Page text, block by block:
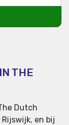
THE
Dutch
en bij